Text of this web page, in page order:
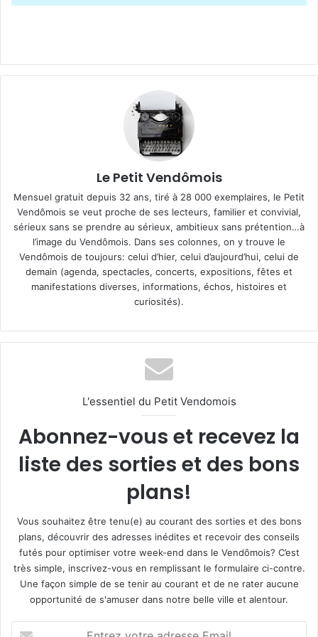
Le Petit Vendômois
Mensuel gratuit depuis 32 ans, tiré à 28 000 exemplaires, le Petit
Vendômois se veut proche de ses lecteurs, familier et convivial,
sérieux sans se prendre au sérieux, ambitieux sans prétention…à
l’image du Vendômois. Dans ses colonnes, on y trouve le
Vendômois de toujours: celui d’hier, celui d’aujourd’hui, celui de
demain (agenda, spectacles, concerts, expositions, fêtes et
manifestations diverses, informations, échos, histoires et
curiosités).
L'essentiel du Petit Vendomois
Abonnez-vous et recevez la
liste des sorties et des bons
plans!
Vous souhaitez être tenu(e) au courant des sorties et des bons
plans, découvrir des adresses inédites et recevoir des conseils
futés pour optimiser votre week-end dans le Vendômois? C’est
très simple, inscrivez-vous en remplissant le formulaire ci-contre.
Une façon simple de se tenir au courant et de ne rater aucune
opportunité de s'amuser dans notre belle ville et alentour.